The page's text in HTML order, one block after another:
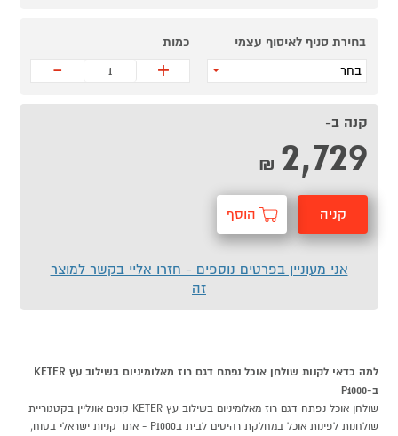
בחירת סניף לאיסוף עצמי
בחר
כמות
+
-
קנה ב-
2,729
₪
קניה הוסף
אני מעוניין בפרטים נוספים - חזרו אליי בקשר למוצר
זה
למה כדאי לקנות שולחן אוכל נפתח דגם רוז מאלומיניום בשילוב עץ KETER
ב-P1000
שולחן אוכל נפתח דגם רוז מאלומיניום בשילוב עץ KETER קונים אונליין בקטגוריית
שולחנות לפינות אוכל במחלקת רהיטים לבית בP1000 - אתר קניות ישראלי בטוח,